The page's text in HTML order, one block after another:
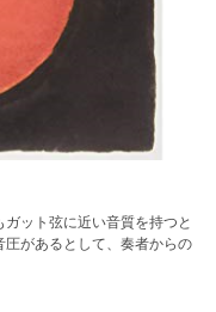
ット弦に近い音質を持つと
があるとして、奏者からの